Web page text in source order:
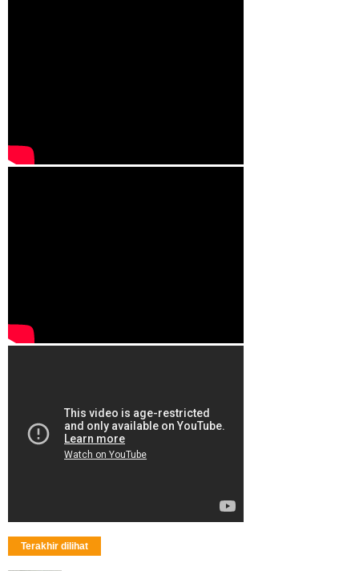
Terakhir dilihat